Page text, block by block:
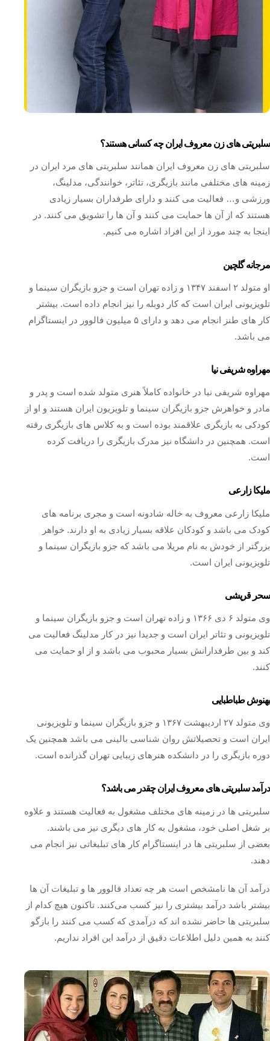
سلبریتی های زن معروف ایران چه کسانی هستند؟
سلبریتی های زن معروف ایران همانند سلبریتی های مرد ایران در
زمینه ‌های مختلفی مانند بازیگری، تئاتر، خوانندگی، مدلینگ،
ورزشی و… فعالیت می کنند و دارای طرفداران بسیار زیادی
هستند که از آن ها حمایت می ‌کنند و آن ها را تشویق می کنند. در
اینجا به چند مورد از این افراد اشاره می کنیم.
مرجانه گلچین
او متولد ۲ اسفند ۱۳۴۷ و زاده تهران است و جزو بازیگران سینما و
تلویزیونی ایران است که کار دوبله را نیز انجام داده است. بیشتر
کار های طنز انجام می دهد و دارای ۵ میلیون فالوور در اینستاگرام
می باشد.
مهراوه شریفی نیا
مهراوه شریفی نیا در خانواده کاملاً هنری متولد شده است و پدر و
مادر و خواهرش جزو بازیگران سینما و تلویزیون ایران هستند و او از
کودکی به بازیگری علاقمند بوده است و به کلاس های بازیگری رفته
است. همچنین در دانشگاه نیز مدرک بازیگری را دریافت کرده
است.
ملیکا زارعی
ملیکا زارعی معروف به خاله شادونه است و مجری برنامه های
کودک می باشد و کودکان علاقه بسیار زیادی به او دارند. خواهر
بزرگتر از خودش به نام مریلا می باشد که جزو بازیگران سینما و
تلویزیونی ایران است.
سحر قریشی
وی متولد ۶ دی ۱۳۶۶ و زاده تهران است و جزو بازیگران سینما و
تلویزیونی و تئاتر ایران است و جدیدا نیز در کار مدلینگ فعالیت می
کند و بین طرفدارانش بسیار محبوب می باشد و از او حمایت می
کنند.
بهنوش طباطبایی
وی متولد ۲۷ اردیبهشت ۱۳۶۷ و جزو بازیگران سینما و تلویزیونی
ایران است و تحصیلاتش روان شناسی بالینی می باشد همچنین یک
دوره بازیگری را در دانشکده هنرهای زیبایی تهران گذرانده است.
درآمد سلبریتی های معروف ایران چقدر می باشد؟
سلبریتی ها در زمینه های مختلف مشغول به فعالیت هستند و علاوه
بر شغل اصلی خود، مشغول به کار های دیگری نیز می باشند.
بعضی از سلبریتی ها در اینستاگرام کار های تبلیغاتی نیز انجام می
دهند.
درآمد آن ها نامشخص است هر چه تعداد فالوور ها و تبلیغات آن ها
بیشتر باشد درآمد بیشتری را نیز کسب می‌کنند. تاکنون هیچ کدام از
سلبریتی ها حاضر نشده اند که درآمدی که کسب می کنند را بازگو
کنند به همین دلیل اطلاعات دقیق از درآمد این افراد نداریم.